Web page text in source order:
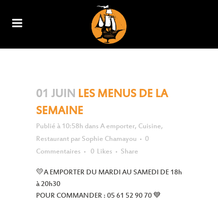
01 JUIN LES MENUS DE LA
SEMAINE
Publié à 10:58h dans A emporter, Cuisine,
Restaurant par Sophie Chamayou
0
Commentaires
0 Likes Share
💛A EMPORTER DU MARDI AU SAMEDI DE 18h
à 20h30
POUR COMMANDER : 05 61 52 90 70 💙